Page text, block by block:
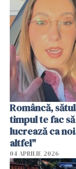
Româncă,
timpul te fac
lucrează ca
altfel"
04 APRILIE 2026